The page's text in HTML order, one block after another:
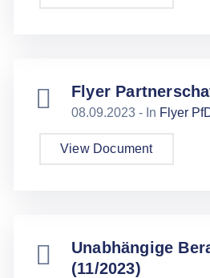
Flyer
08.09.2023 - In Flyer
View Document
Unabhängige
(11/2023)